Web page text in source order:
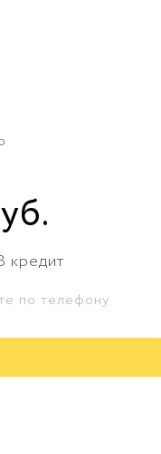
.
кредит
по телефону